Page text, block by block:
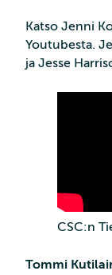
Katso Jenni
Youtubesta.
ja Jesse
CSC:n
Tommi